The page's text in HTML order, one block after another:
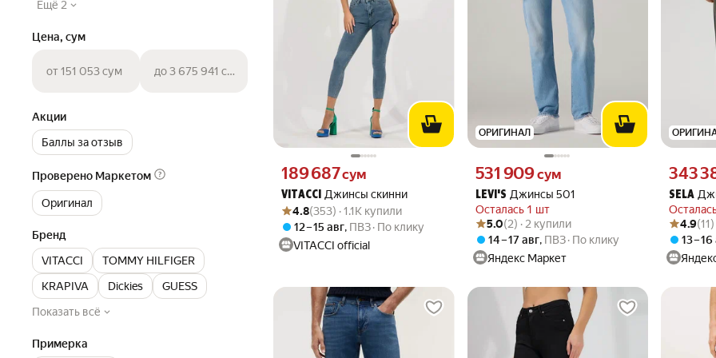
Ещё 2
Цена, сум
от 151 053 сум до 3 675 941 сум
Акции
Баллы за отзыв
Проверено Маркетом
Оригинал
Бренд
VITACCI
TOMMY HILFIGER
KRAPIVA
Dickies
GUESS
Показать всё
Примерка
VITACCI Джинсы скинни
Цена 189687 сум вместо
189 687сум
Рейтинг товара: 4.8 из 5
Оценок: (353) · 1.1K купили
4.8(353) · 1.1K купили
12 – 15 авг, ПВЗ По клику
VITACCI official
ОРИГИНАЛ
LEVI'S Джинсы 501
Осталась 1 шт
Цена 531909 сум вместо
531 909сум
Рейтинг товара: 5.0 из 5
Оценок: (2) · 2 купили
5.0(2) · 2 купили
14 – 17 авг, ПВЗ По клику
Яндекс Маркет
SELA
Цена
343
Рейтинг
Оценок:
4.9
13 –